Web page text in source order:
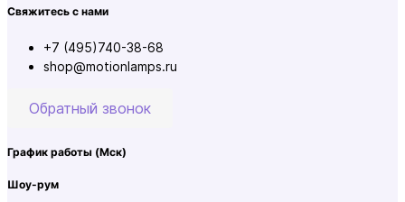
Свяжитесь с нами
+7 (495)740-38-68
shop@motionlamps.ru
Обратный звонок
График работы (Мск)
Шоу-рум